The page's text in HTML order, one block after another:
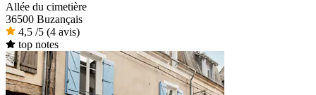
Allée du cimetière
36500 Buzançais
4,5 /5 (4 avis)
top notes